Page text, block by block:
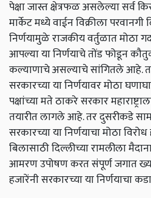
पेक्षा जास्त क्षेत्रफळ असलेल्या सर्व
मार्केट मध्ये वाईन विक्रीला परवानगी
निर्णयामुळे राजकीय वर्तुळात मोठा
आपल्या या निर्णयाचे तोंड फोडून
कल्याणाचे असल्याचे सांगितले आहे.
सरकारच्या या निर्णयावर मोठा
पक्षांच्या मते ठाकरे सरकार
तयारीत लागले आहे. तर दुसरीकडे
सरकारच्या या निर्णयाचा मोठा
बिलासाठी दिल्लीच्या रामलीला
आमरण उपोषण करत संपूर्ण जगात
हजारेंनी सरकारच्या या निर्णयाचा